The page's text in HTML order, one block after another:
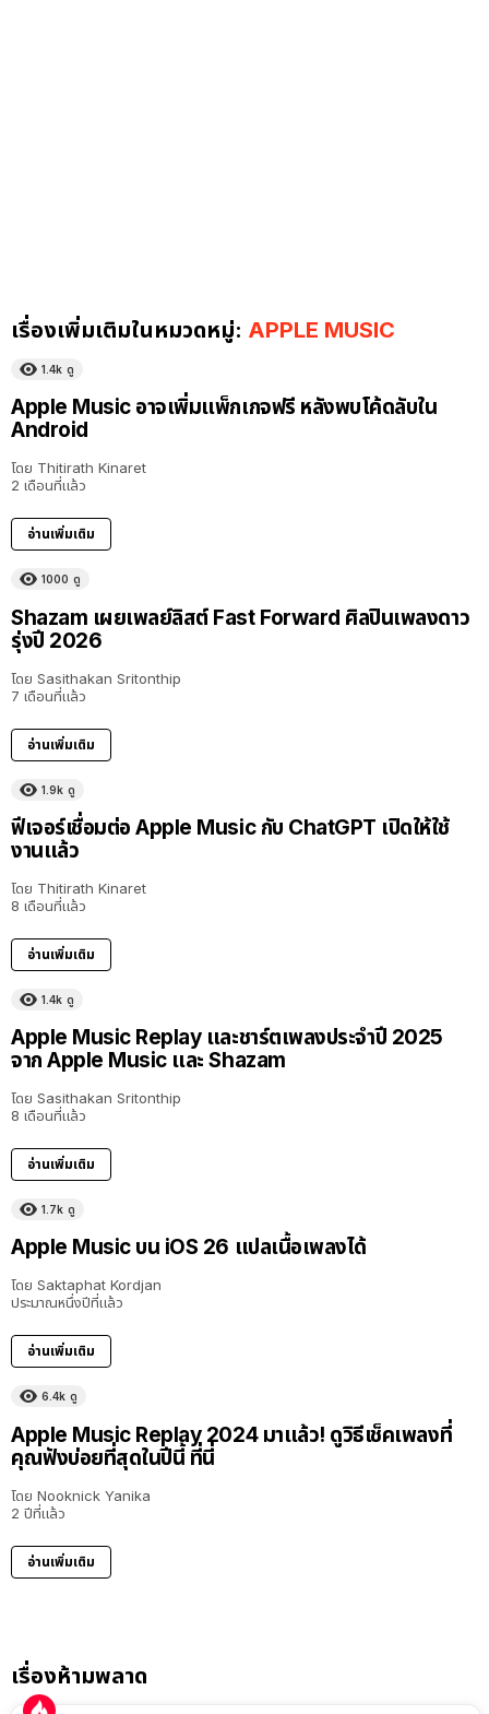
เรื่องเพิ่มเติมในหมวดหมู่: APPLE MUSIC
1.4k ดู
Apple Music อาจเพิ่มแพ็กเกจฟรี หลังพบโค้ดลับใน
Android
โดย Thitirath Kinaret
2 เดือนที่แล้ว
อ่านเพิ่มเติม
1000 ดู
Shazam เผยเพลย์ลิสต์ Fast Forward ศิลปินเพลงดาว
รุ่งปี 2026
โดย Sasithakan Sritonthip
7 เดือนที่แล้ว
อ่านเพิ่มเติม
1.9k ดู
ฟีเจอร์เชื่อมต่อ Apple Music กับ ChatGPT เปิดให้ใช้
งานแล้ว
โดย Thitirath Kinaret
8 เดือนที่แล้ว
อ่านเพิ่มเติม
1.4k ดู
Apple Music Replay และชาร์ตเพลงประจำปี 2025
จาก Apple Music และ Shazam
โดย Sasithakan Sritonthip
8 เดือนที่แล้ว
อ่านเพิ่มเติม
1.7k ดู
Apple Music บน iOS 26 แปลเนื้อเพลงได้
โดย Saktaphat Kordjan
ประมาณหนึ่งปีที่แล้ว
อ่านเพิ่มเติม
6.4k ดู
Apple Music Replay 2024 มาแล้ว! ดูวิธีเช็คเพลงที่
คุณฟังบ่อยที่สุดในปีนี้ ที่นี่
โดย Nooknick Yanika
2 ปีที่แล้ว
อ่านเพิ่มเติม
เรื่องห้ามพลาด